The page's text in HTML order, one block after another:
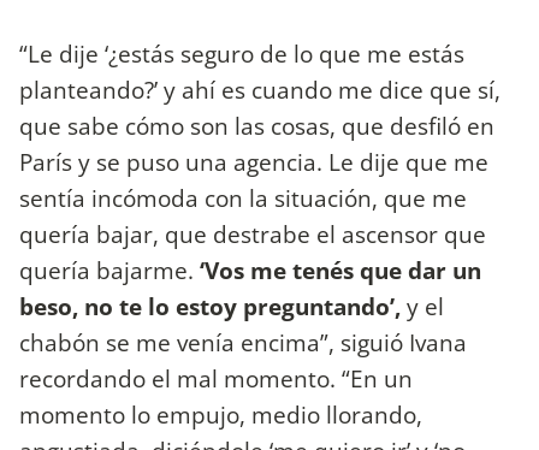
“Le dije ‘¿estás seguro de lo que me estás
planteando?’ y ahí es cuando me dice que sí,
que sabe cómo son las cosas, que desfiló en
París y se puso una agencia. Le dije que me
sentía incómoda con la situación, que me
quería bajar, que destrabe el ascensor que
quería bajarme. ‘Vos me tenés que dar un
beso, no te lo estoy preguntando’,y el
chabón se me venía encima”, siguió Ivana
recordando el mal momento. “En un
momento lo empujo, medio llorando,